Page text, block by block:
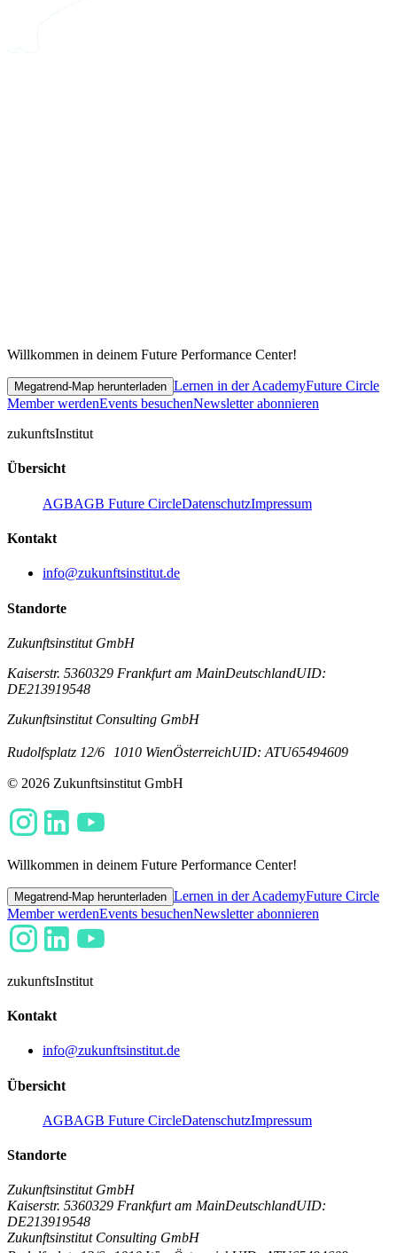
Willkommen in deinem Future Performance Center!
Megatrend-Map herunterladen Lernen in der AcademyFuture Circle
Member werdenEvents besuchenNewsletter abonnieren
zukunftsInstitut
Übersicht
AGBAGB Future CircleDatenschutzImpressum
Kontakt
info@zukunftsinstitut.de
Standorte
Zukunftsinstitut GmbH
Kaiserstr. 5360329 Frankfurt am MainDeutschlandUID:
DE213919548
Zukunftsinstitut Consulting GmbH
Rudolfsplatz 12/6 1010 WienÖsterreichUID: ATU65494609
© 2026 Zukunftsinstitut GmbH
Willkommen in deinem Future Performance Center!
Megatrend-Map herunterladen Lernen in der AcademyFuture Circle
Member werdenEvents besuchenNewsletter abonnieren
zukunftsInstitut
Kontakt
info@zukunftsinstitut.de
Übersicht
AGBAGB Future CircleDatenschutzImpressum
Standorte
Zukunftsinstitut GmbH
Kaiserstr. 5360329 Frankfurt am MainDeutschlandUID:
DE213919548
Zukunftsinstitut Consulting GmbH